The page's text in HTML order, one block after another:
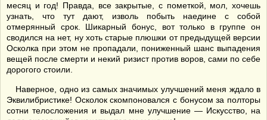
месяц и год! Правда, все закрытые, с пометкой, мол, хочешь
узнать, что тут дают, изволь побыть наедине с собой
отмерянный срок. Шикарный бонус, вот только в группе он
сводился на нет, ну хоть старые плюшки от предыдущей версии
Осколка при этом не пропадали, пониженный шанс выпадения
вещей после смерти и некий ризист против воров, сами по себе
дорогого стоили.
Наверное, одно из самых значимых улучшений меня ждало в
Эквилибристике! Осколок скомпоновался с бонусом за полторы
сотни телосложения и выдал мне улучшение — Искусство, на